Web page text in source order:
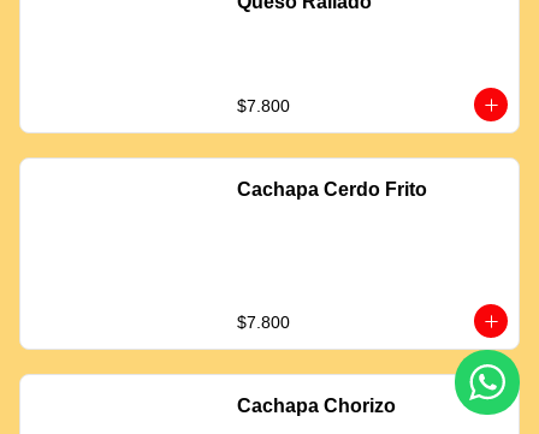
$7.800
Cachapa Cerdo Frito
$7.800
Cachapa Chorizo